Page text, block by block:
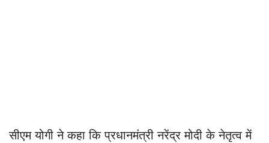
सीएम योगी ने कहा कि प्रधानमंत्री नरेंद्र मोदी के नेतृत्व में